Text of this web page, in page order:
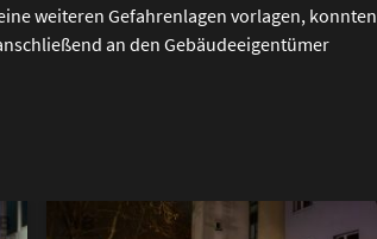
weiteren Gefahrenlagen vorlagen, konnten
an den Gebäudeeigentümer